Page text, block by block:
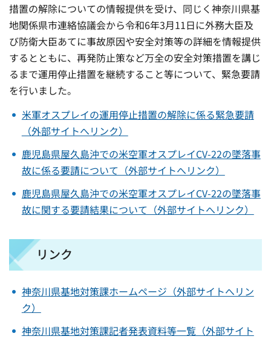
措置の解除についての情報提供を受け、同じく神奈川県基
地関係県市連絡協議会から令和6年3月11日に外務大臣及
び防衛大臣あてに事故原因や安全対策等の詳細を情報提供
するとともに、再発防止策など万全の安全対策措置を講じ
るまで運用停止措置を継続すること等について、緊急要請
を行いました。
米軍オスプレイの運用停止措置の解除に係る緊急要請
（外部サイトへリンク）
鹿児島県屋久島沖での米空軍オスプレイCV-22の墜落事
故に係る要請について（外部サイトへリンク）
鹿児島県屋久島沖での米空軍オスプレイCV-22の墜落事
故に関する要請結果について（外部サイトへリンク）
リンク
神奈川県基地対策課ホームページ（外部サイトへリン
ク）
神奈川県基地対策課記者発表資料等一覧（外部サイト